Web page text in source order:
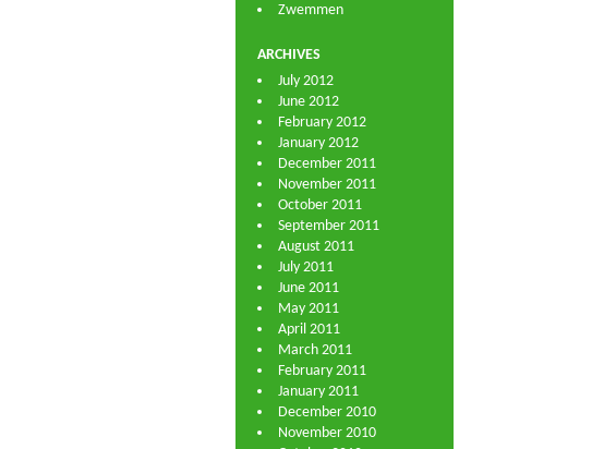
Zwemmen
ARCHIVES
July 2012
June 2012
February 2012
January 2012
December 2011
November 2011
October 2011
September 2011
August 2011
July 2011
June 2011
May 2011
April 2011
March 2011
February 2011
January 2011
December 2010
November 2010